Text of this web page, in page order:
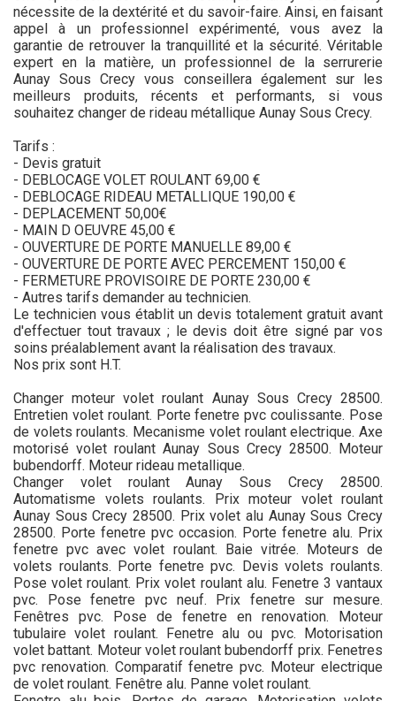
nécessite de la dextérité et du savoir-faire. Ainsi, en faisant
appel à un professionnel expérimenté, vous avez la
garantie de retrouver la tranquillité et la sécurité. Véritable
expert en la matière, un professionnel de la serrurerie
Aunay Sous Crecy vous conseillera également sur les
meilleurs produits, récents et performants, si vous
souhaitez changer de rideau métallique Aunay Sous Crecy.
Tarifs :
- Devis gratuit
- DEBLOCAGE VOLET ROULANT 69,00 €
- DEBLOCAGE RIDEAU METALLIQUE 190,00 €
- DEPLACEMENT 50,00€
- MAIN D OEUVRE 45,00 €
- OUVERTURE DE PORTE MANUELLE 89,00 €
- OUVERTURE DE PORTE AVEC PERCEMENT 150,00 €
- FERMETURE PROVISOIRE DE PORTE 230,00 €
- Autres tarifs demander au technicien.
Le technicien vous établit un devis totalement gratuit avant
d'effectuer tout travaux ; le devis doit être signé par vos
soins préalablement avant la réalisation des travaux.
Nos prix sont H.T.
Changer moteur volet roulant Aunay Sous Crecy 28500.
Entretien volet roulant. Porte fenetre pvc coulissante. Pose
de volets roulants. Mecanisme volet roulant electrique. Axe
motorisé volet roulant Aunay Sous Crecy 28500. Moteur
bubendorff. Moteur rideau metallique.
Changer volet roulant Aunay Sous Crecy 28500.
Automatisme volets roulants. Prix moteur volet roulant
Aunay Sous Crecy 28500. Prix volet alu Aunay Sous Crecy
28500. Porte fenetre pvc occasion. Porte fenetre alu. Prix
fenetre pvc avec volet roulant. Baie vitrée. Moteurs de
volets roulants. Porte fenetre pvc. Devis volets roulants.
Pose volet roulant. Prix volet roulant alu. Fenetre 3 vantaux
pvc. Pose fenetre pvc neuf. Prix fenetre sur mesure.
Fenêtres pvc. Pose de fenetre en renovation. Moteur
tubulaire volet roulant. Fenetre alu ou pvc. Motorisation
volet battant. Moteur volet roulant bubendorff prix. Fenetres
pvc renovation. Comparatif fenetre pvc. Moteur electrique
de volet roulant. Fenêtre alu. Panne volet roulant.